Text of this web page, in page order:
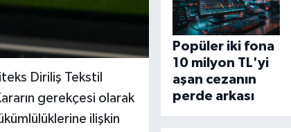
Diriliş Tekstil
gerekçesi olarak
ilişkin
Popüler iki fona
10 milyon TL'yi
aşan cezanın
perde arkası